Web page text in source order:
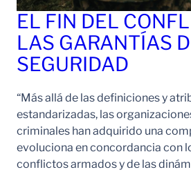
EL FIN DEL
LAS GARANTÍAS
SEGURIDAD
“Más allá de las definiciones y
estandarizadas, las
criminales han adquirido una
evoluciona en concordancia con
conflictos armados y de las